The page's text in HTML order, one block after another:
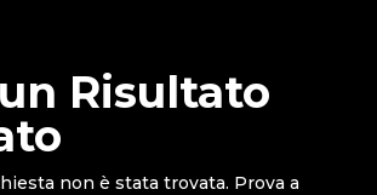
Risultato
non è stata trovata. Prova a